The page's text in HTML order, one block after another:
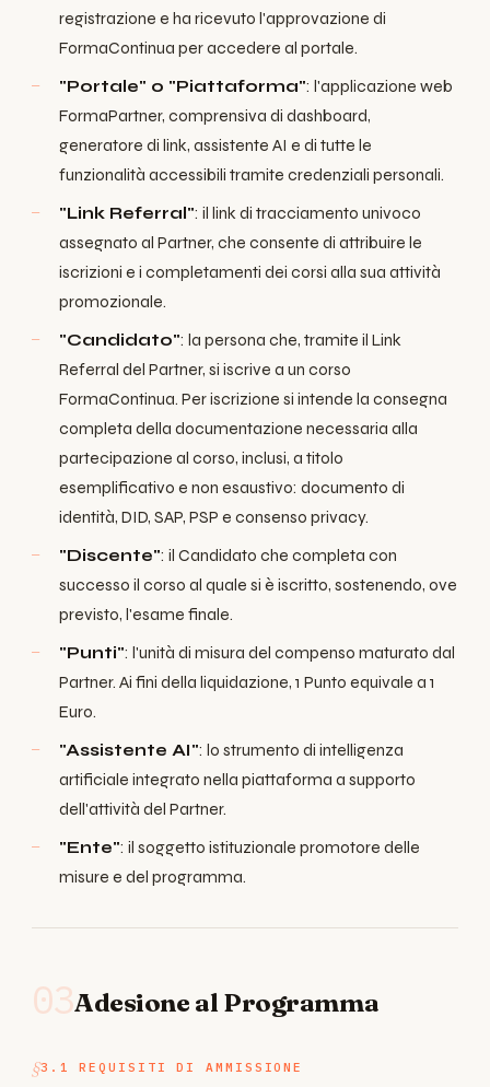
registrazione e ha ricevuto l'approvazione di
FormaContinua per accedere al portale.
"Portale" o "Piattaforma": l'applicazione web
FormaPartner, comprensiva di dashboard,
generatore di link, assistente AI e di tutte le
funzionalità accessibili tramite credenziali personali.
"Link Referral": il link di tracciamento univoco
assegnato al Partner, che consente di attribuire le
iscrizioni e i completamenti dei corsi alla sua attività
promozionale.
"Candidato": la persona che, tramite il Link
Referral del Partner, si iscrive a un corso
FormaContinua. Per iscrizione si intende la consegna
completa della documentazione necessaria alla
partecipazione al corso, inclusi, a titolo
esemplificativo e non esaustivo: documento di
identità, DID, SAP, PSP e consenso privacy.
"Discente": il Candidato che completa con
successo il corso al quale si è iscritto, sostenendo, ove
previsto, l'esame finale.
"Punti": l'unità di misura del compenso maturato dal
Partner. Ai fini della liquidazione, 1 Punto equivale a 1
Euro.
"Assistente AI": lo strumento di intelligenza
artificiale integrato nella piattaforma a supporto
dell'attività del Partner.
"Ente": il soggetto istituzionale promotore delle
misure e del programma.
03Adesione al Programma
3.1 REQUISITI DI AMMISSIONE